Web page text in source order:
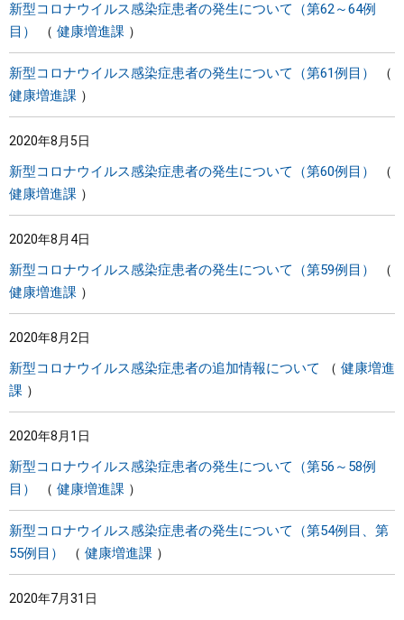
新型コロナウイルス感染症患者の発生について（第62～64例
目）
健康増進課
新型コロナウイルス感染症患者の発生について（第61例目）
健康増進課
2020年8月5日
新型コロナウイルス感染症患者の発生について（第60例目）
健康増進課
2020年8月4日
新型コロナウイルス感染症患者の発生について（第59例目）
健康増進課
2020年8月2日
新型コロナウイルス感染症患者の追加情報について
健康増進
課
2020年8月1日
新型コロナウイルス感染症患者の発生について（第56～58例
目）
健康増進課
新型コロナウイルス感染症患者の発生について（第54例目、第
55例目）
健康増進課
2020年7月31日